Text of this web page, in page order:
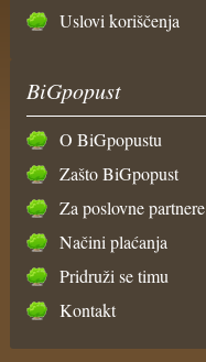
Uslovi koriščenja
BiGpopust
O BiGpopustu
Zašto BiGpopust
Za poslovne partnere
Načini plaćanja
Pridruži se timu
Kontakt